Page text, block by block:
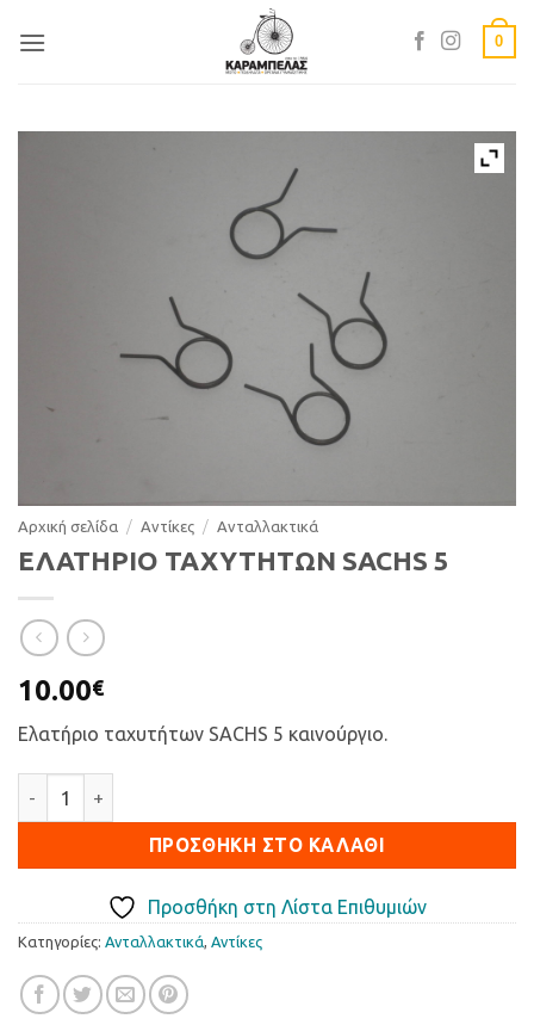
0
Αρχική σελίδα / Αντίκες / Ανταλλακτικά
ΕΛΑΤΗΡΙΟ ΤΑΧΥΤΗΤΩΝ SACHS 5
10.00€
Ελατήριο ταχυτήτων SACHS 5 καινούργιο.
ΠΡΟΣΘΉΚΗ ΣΤΟ ΚΑΛΆΘΙ
Προσθήκη στη Λίστα Επιθυμιών
Κατηγορίες: Ανταλλακτικά, Αντίκες